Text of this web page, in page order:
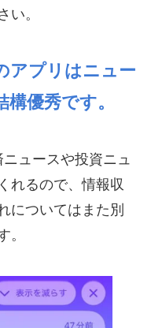
い。
アプリはニュー
優秀です。
ュースや投資ニュ
れるので、情報収
についてはまた別
。